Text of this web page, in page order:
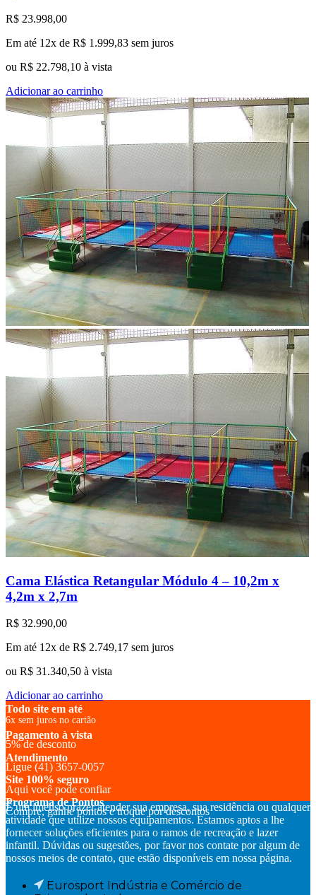
R$ 23.998,00
Em até 12x de R$ 1.999,83 sem juros
ou R$ 22.798,10 à vista
Adicionar ao carrinho
Cama Elástica Retangular Módulo 4 – 10,2m x
4,2m x 2,7m
R$ 32.990,00
Em até 12x de R$ 2.749,17 sem juros
ou R$ 31.340,50 à vista
Adicionar ao carrinho
Todo site em até
6x sem juros no cartão
Pagamento à vista
5% de desconto
Atendimento
Ligue (41) 3657-0057
Site 100% seguro
Aqui você pode confiar
Programa de Pontos
Compre, ganhe pontos e troque por descontos
É um imenso prazer atender sua empresa, sua residência ou qualquer
atividade que utilize nossos equipamentos. Estamos aptos a lhe
fornecer soluções eficientes para o ramos de recreação e lazer
infantil. Dúvidas ou sugestões, por favor nos contate por algum de
nossos meios de contato, que estão disponíveis em nossa página.
Eurosport Indústria e Comércio de